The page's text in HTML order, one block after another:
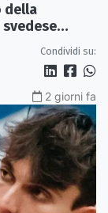
della
Condividi su:
2 giorni fa